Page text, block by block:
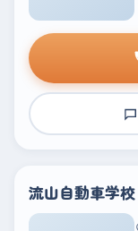
流山自動車学校